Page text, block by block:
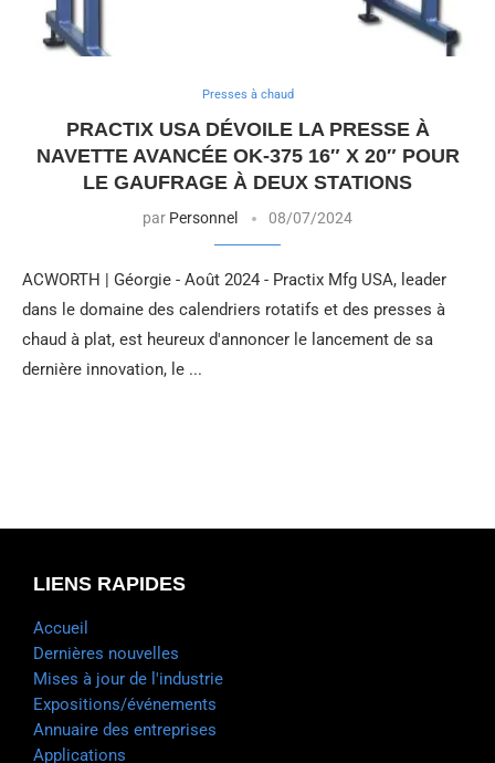
Presses à chaud
PRACTIX USA DÉVOILE LA PRESSE À
NAVETTE AVANCÉE OK-375 16″ X 20″ POUR
LE GAUFRAGE À DEUX STATIONS
par Personnel 08/07/2024
ACWORTH | Géorgie - Août 2024 - Practix Mfg USA, leader
dans le domaine des calendriers rotatifs et des presses à
chaud à plat, est heureux d'annoncer le lancement de sa
dernière innovation, le ...
LIENS RAPIDES
Accueil
Dernières nouvelles
Mises à jour de l'industrie
Expositions/événements
Annuaire des entreprises
Applications